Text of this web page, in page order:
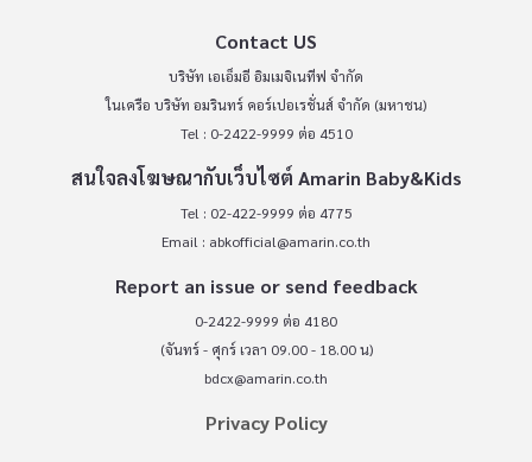
Contact US
บริษัท เอเอ็มอี อิมเมจิเนทีฟ จำกัด
ในเครือ บริษัท อมรินทร์ คอร์เปอเรชั่นส์ จำกัด (มหาชน)
Tel : 0-2422-9999 ต่อ 4510
สนใจลงโฆษณากับเว็บไซต์ Amarin Baby&Kids
Tel : 02-422-9999 ต่อ 4775
Email : abkofficial@amarin.co.th
Report an issue or send feedback
0-2422-9999 ต่อ 4180
(จันทร์ - ศุกร์ เวลา 09.00 - 18.00 น)
bdcx@amarin.co.th
Privacy Policy